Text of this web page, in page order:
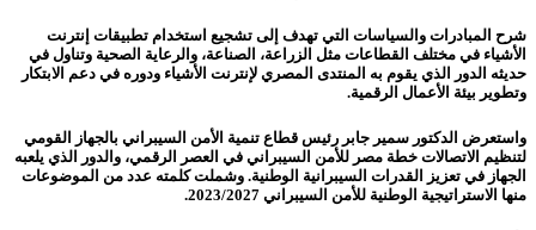
شرح المبادرات والسياسات التي تهدف إلى تشجيع استخدام تطبيقات إنترنت
الأشياء في مختلف القطاعات مثل الزراعة، الصناعة، والرعاية الصحية وتناول في
حديثه الدور الذي يقوم به المنتدى المصري لإنترنت الأشياء ودوره في دعم الابتكار
وتطوير بيئة الأعمال الرقمية.
واستعرض الدكتور سمير جابر رئيس قطاع تنمية الأمن السيبراني بالجهاز القومي
لتنظيم الاتصالات خطة مصر للأمن السيبراني في العصر الرقمي، والدور الذي يلعبه
الجهاز في تعزيز القدرات السيبرانية الوطنية. وشملت كلمته عدد من الموضوعات
منها الاستراتيجية الوطنية للأمن السيبراني 2023/2027.